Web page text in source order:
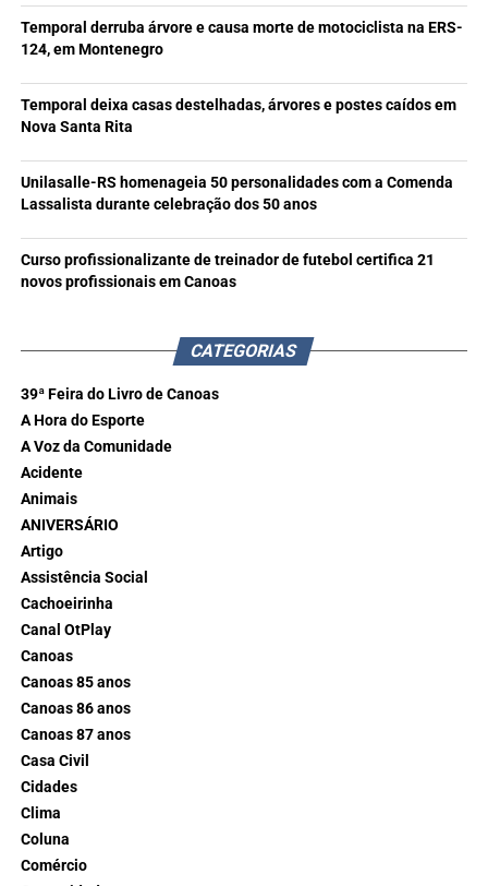
Temporal derruba árvore e causa morte de motociclista na ERS-
124, em Montenegro
Temporal deixa casas destelhadas, árvores e postes caídos em
Nova Santa Rita
Unilasalle-RS homenageia 50 personalidades com a Comenda
Lassalista durante celebração dos 50 anos
Curso profissionalizante de treinador de futebol certifica 21
novos profissionais em Canoas
CATEGORIAS
39ª Feira do Livro de Canoas
A Hora do Esporte
A Voz da Comunidade
Acidente
Animais
ANIVERSÁRIO
Artigo
Assistência Social
Cachoeirinha
Canal OtPlay
Canoas
Canoas 85 anos
Canoas 86 anos
Canoas 87 anos
Casa Civil
Cidades
Clima
Coluna
Comércio